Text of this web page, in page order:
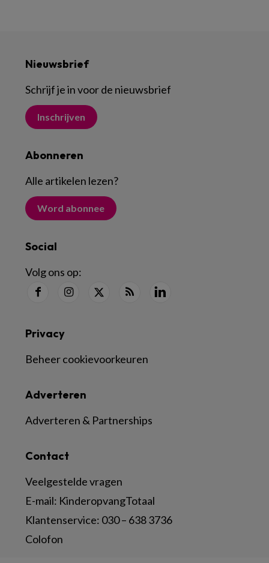
Nieuwsbrief
Schrijf je in voor de nieuwsbrief
Inschrijven
Abonneren
Alle artikelen lezen?
Word abonnee
Social
Volg ons op:
Contact
Veelgestelde vragen
E-mail: KinderopvangTotaal
Klantenservice: 030 – 638 3736
Colofon
Adverteren
Adverteren & Partnerships
Privacy
Beheer cookievoorkeuren